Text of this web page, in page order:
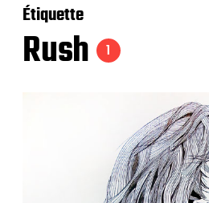
Étiquette
Rush 1